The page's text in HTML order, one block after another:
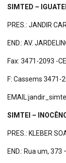
SIMTED –
PRES.: JANDIR
END.: AV.
Fax: 3471-2093 -
F: Cassems 3471-
SIMTEI –
PRES.: KLEBER
END.: Rua um,